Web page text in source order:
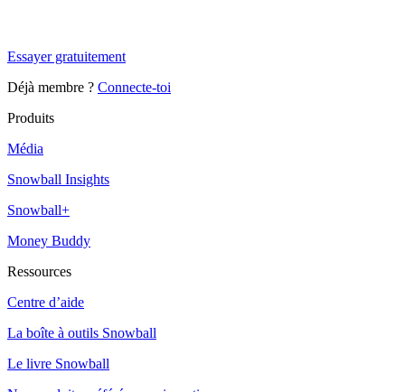
Essayer gratuitement
Déjà membre ? Connecte-toi
Produits
Média
Snowball Insights
Snowball+
Money Buddy
Ressources
Centre d’aide
La boîte à outils Snowball
Le livre Snowball